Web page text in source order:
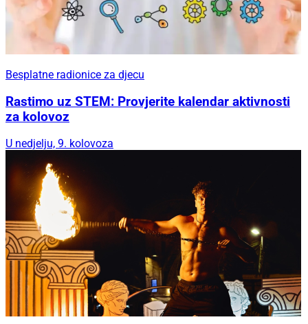
Besplatne radionice za djecu
Rastimo uz STEM: Provjerite kalendar aktivnosti
za kolovoz
U nedjelju, 9. kolovoza